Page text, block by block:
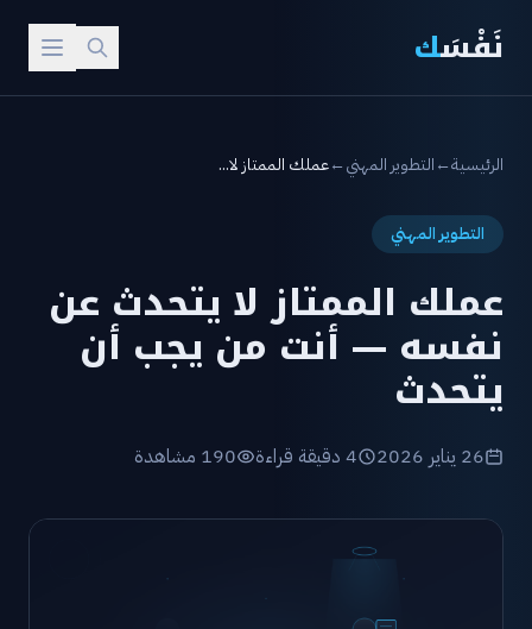
نَفْسَك
الرئيسية←التطوير المهني←عملك الممتاز لا...
التطوير المهني
عملك الممتاز لا يتحدث عن
نفسه — أنت من يجب أن
يتحدث
26 يناير 2026 4 دقيقة قراءة 190 مشاهدة